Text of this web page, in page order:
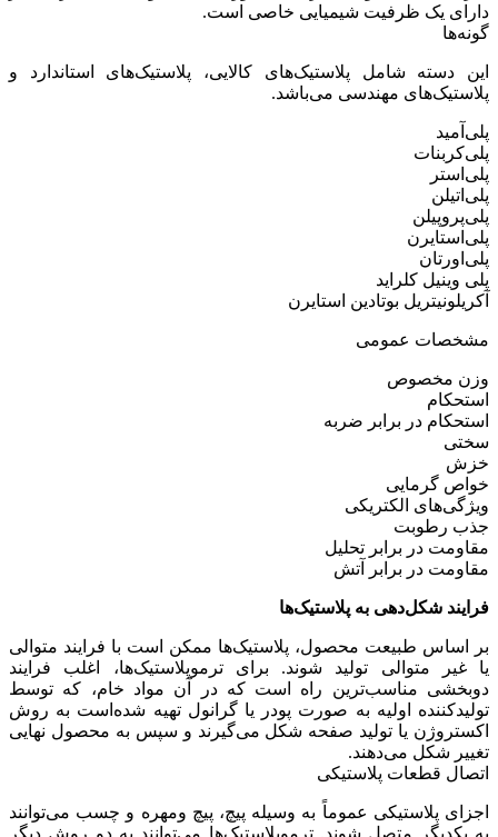
دارای یک ظرفیت شیمیایی خاصی است.
گونه‌ها
این دسته شامل پلاستیک‌های کالایی، پلاستیک‌های استاندارد و
پلاستیک‌های مهندسی می‌باشد.
پلی‌آمید
پلی‌کربنات
پلی‌استر
پلی‌اتیلن
پلی‌پروپیلن
پلی‌استایرن
پلی‌اورتان
پلی وینیل کلراید
آکریلونیتریل بوتادین استایرن
مشخصات عمومی
وزن مخصوص
استحکام
استحکام در برابر ضربه
سختی
خزش
خواص گرمایی
ویژگی‌های الکتریکی
جذب رطوبت
مقاومت در برابر تحلیل
مقاومت در برابر آتش
فرایند شکل‌دهی به پلاستیک‌ها
بر اساس طبیعت محصول، پلاستیک‌ها ممکن است با فرایند متوالی
یا غیر متوالی تولید شوند. برای ترموپلاستیک‌ها، اغلب فرایند
دوبخشی مناسب‌ترین راه است که در آن مواد خام، که توسط
تولیدکننده اولیه به صورت پودر یا گرانول تهیه شده‌است به روش
اکستروژن یا تولید صفحه شکل می‌گیرند و سپس به محصول نهایی
تغییر شکل می‌دهند.
اتصال قطعات پلاستیکی
اجزای پلاستیکی عموماً به وسیله پیچ، پیچ ومهره و چسب می‌توانند